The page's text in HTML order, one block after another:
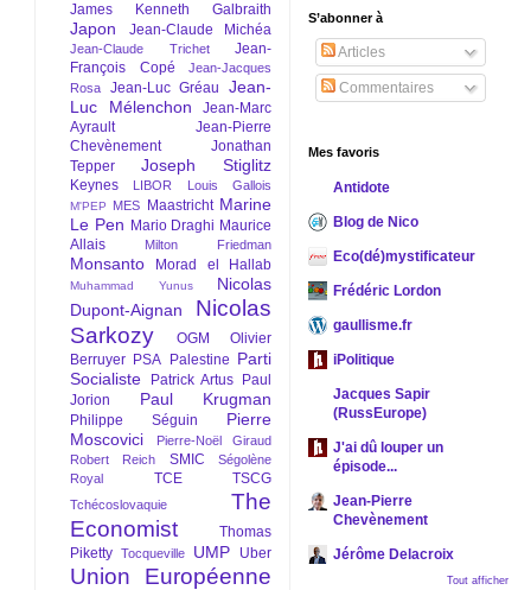
James Kenneth Galbraith
Japon Jean-Claude Michéa
Jean-Claude Trichet
Jean-
François Copé
Jean-Jacques
Rosa
Jean-Luc Gréau
Jean-
Luc Mélenchon
Jean-Marc
Ayrault
Jean-Pierre
Chevènement
Jonathan
Tepper
Joseph Stiglitz
Keynes LIBOR Louis Gallois
M'PEP MES Maastricht Marine
Le Pen Mario Draghi Maurice
Allais
Milton Friedman
Monsanto Morad el Hallab
Muhammad Yunus
Nicolas
Dupont-Aignan
Nicolas
Sarkozy
OGM
Olivier
Berruyer PSA Palestine Parti
Socialiste
Patrick Artus
Paul
Jorion
Paul Krugman
Philippe Séguin
Pierre
Moscovici
Pierre-Noël Giraud
Robert Reich
SMIC
Ségolène
Royal
TCE TSCG
Tchécoslovaquie
The
Economist
Thomas
Piketty Tocqueville UMP Uber
Union Européenne
S’abonner à
Articles
Commentaires
Mes favoris
Antidote
Blog de Nico
Eco(dé)mystificateur
Frédéric Lordon
gaullisme.fr
iPolitique
Jacques Sapir
(RussEurope)
J'ai dû louper un
épisode...
Jean-Pierre
Chevènement
Jérôme Delacroix
Tout afficher